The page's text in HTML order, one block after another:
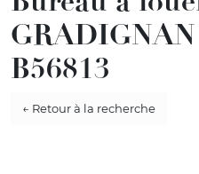
GRADIGNAN
B56813
← Retour à la recherche